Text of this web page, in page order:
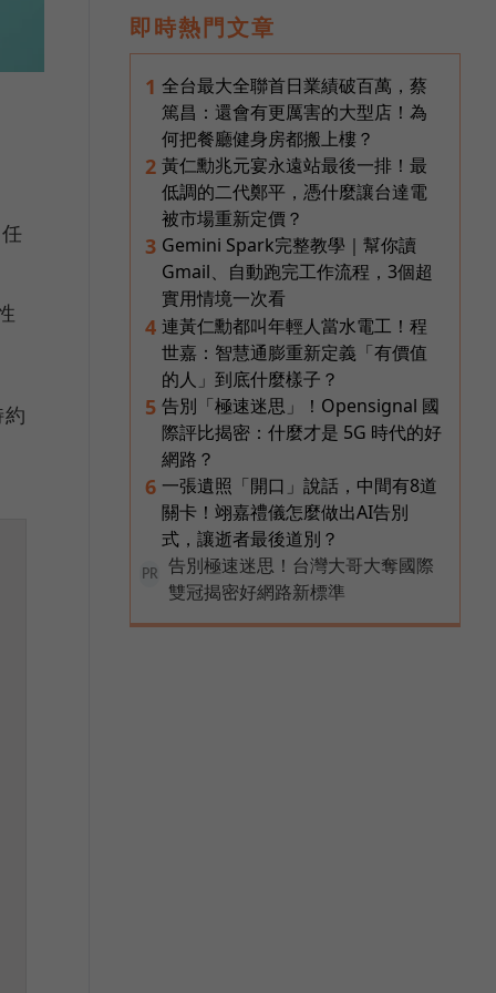
即時熱門文章
1 全台最大全聯首日業績破百萬，蔡
篤昌：還會有更厲害的大型店！為
何把餐廳健身房都搬上樓？
2 黃仁勳兆元宴永遠站最後一排！最
低調的二代鄭平，憑什麼讓台達電
被市場重新定價？
3 Gemini Spark完整教學｜幫你讀
Gmail、自動跑完工作流程，3個超
實用情境一次看
4 連黃仁勳都叫年輕人當水電工！程
世嘉：智慧通膨重新定義「有價值
的人」到底什麼樣子？
5 告別「極速迷思」！Opensignal 國
際評比揭密：什麼才是 5G 時代的好
網路？
6 一張遺照「開口」說話，中間有8道
關卡！翊嘉禮儀怎麼做出AI告別
式，讓逝者最後道別？
PR
告別極速迷思！台灣大哥大奪國際
雙冠揭密好網路新標準